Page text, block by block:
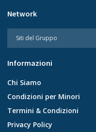
Network
Informazioni
Chi Siamo
Condizioni per Minori
Termini & Condizioni
Privacy Policy